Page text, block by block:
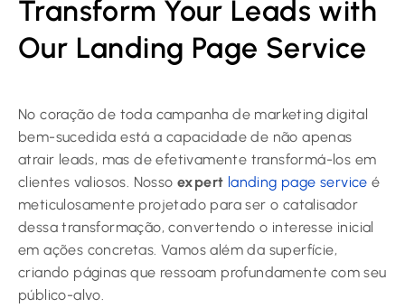
Transform Your Leads with
Our Landing Page Service
No coração de toda campanha de marketing digital
bem-sucedida está a capacidade de não apenas
atrair leads, mas de efetivamente transformá-los em
clientes valiosos. Nosso expert landing page service é
meticulosamente projetado para ser o catalisador
dessa transformação, convertendo o interesse inicial
em ações concretas. Vamos além da superfície,
criando páginas que ressoam profundamente com seu
público-alvo.